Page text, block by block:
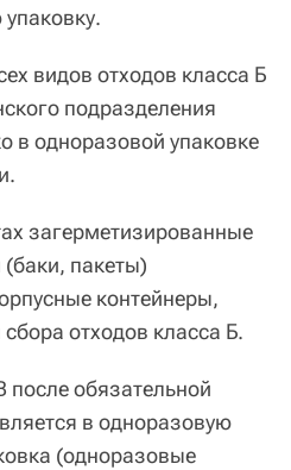
видов отходов класса Б
подразделения
в одноразовой упаковке
загерметизированные
пакеты)
контейнеры,
отходов класса Б.
после обязательной
в одноразовую
(одноразовые